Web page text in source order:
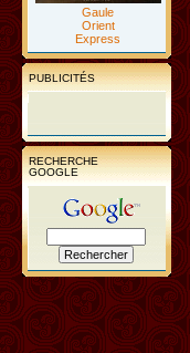
Gaule
Orient
Express
PUBLICITÉS
RECHERCHE
GOOGLE